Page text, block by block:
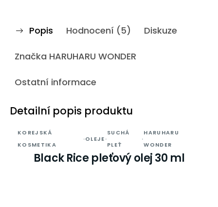
Popis Hodnocení (5) Diskuze
Značka HARUHARU WONDER
Ostatní informace
Detailní popis produktu
KOREJSKÁ
KOSMETIKA
·OLEJE·
SUCHÁ
PLEŤ
·
HARUHARU
WONDER
Black Rice pleťový olej 30 ml